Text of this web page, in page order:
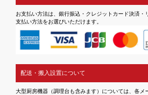
お支払い方法は、銀行振込・クレジットカード決済・
支払い方法をお選びいただけます。
配送・搬入設置について
大型厨房機器（調理台も含みます）については、各メ